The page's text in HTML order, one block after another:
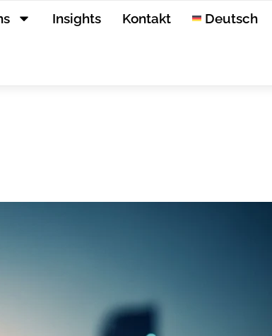
Insights Kontakt Deutsch